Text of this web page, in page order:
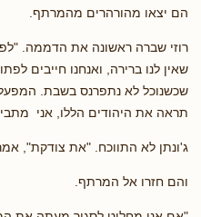
הם יצאו מהורהרים מהמרתף.
רוזי שברה ראשונה את הדממה.
שאין לנו ברירה, ואנחנו
שכשנוכל לא נתפרנס בשבת.
תראה את היהודים הללו, אני
ג'ונתן לא התווכח. "את צודקת",
והם חזרו אל המרתף.